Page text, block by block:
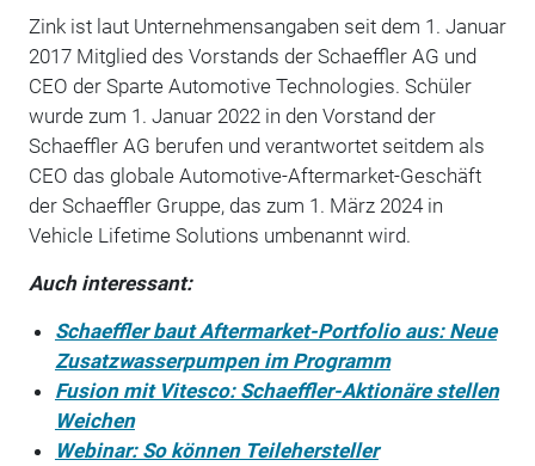
Zink ist laut Unternehmensangaben seit dem 1. Januar
2017 Mitglied des Vorstands der Schaeffler AG und
CEO der Sparte Automotive Technologies. Schüler
wurde zum 1. Januar 2022 in den Vorstand der
Schaeffler AG berufen und verantwortet seitdem als
CEO das globale Automotive-Aftermarket-Geschäft
der Schaeffler Gruppe, das zum 1. März 2024 in
Vehicle Lifetime Solutions umbenannt wird.
Auch interessant:
Schaeffler baut Aftermarket-Portfolio aus: Neue
Zusatzwasserpumpen im Programm
Fusion mit Vitesco: Schaeffler-Aktionäre stellen
Weichen
Webinar: So können Teilehersteller